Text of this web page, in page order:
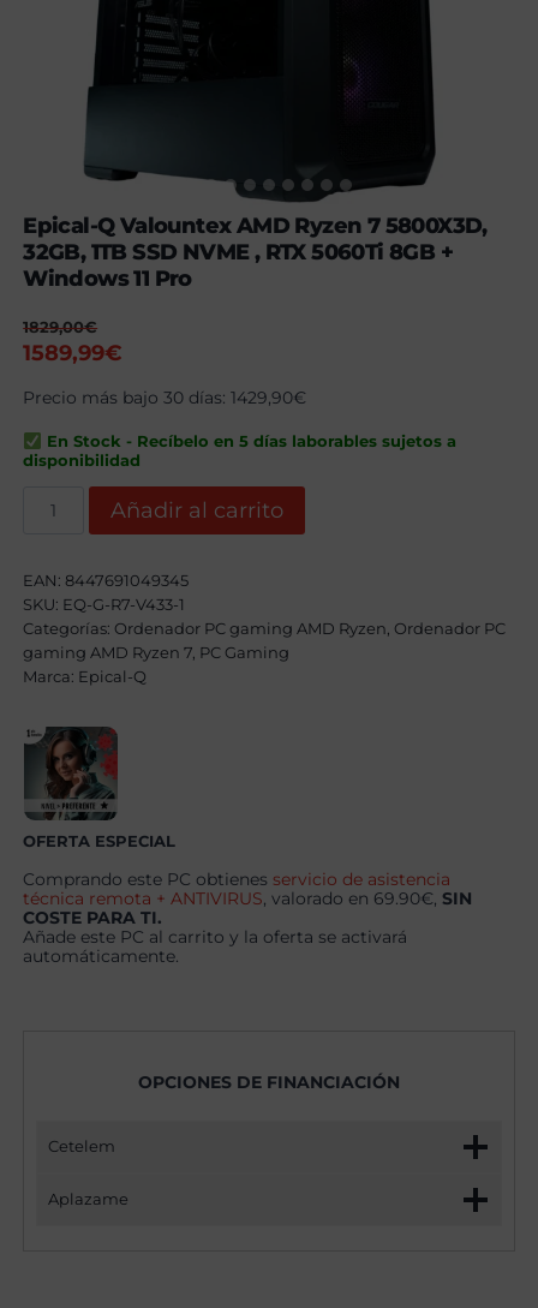
Epical-Q Valountex AMD Ryzen 7 5800X3D,
32GB, 1TB SSD NVME , RTX 5060Ti 8GB +
Windows 11 Pro
1829,00€
El
original
era:
1829,00€.
1589,99€
actual
es:
1589,99€.
Precio más bajo 30 días:1429,90€
En Stock - Recíbelo en 5 días laborables sujetos a
disponibilidad
Valountex
Ryzen
7
5800X3D,
32GB,
1TB
SSD
NVME
RTX
5060Ti
8GB
Windows
11
Pro
Añadir al carrito
EAN:8447691049345
SKU: EQ-G-R7-V433-1
Categorías: Ordenador PC gaming AMD Ryzen Ordenador PC
gaming AMD Ryzen 7 PC Gaming
Marca: Epical-Q
OFERTA ESPECIAL
Comprando este PC obtienes servicio de asistencia
técnica remota + ANTIVIRUS, valorado en 69.90€,SIN
COSTE PARA TI.
Añade este PC al carrito y la oferta se activará
automáticamente.
OPCIONES DE FINANCIACIÓN
Cetelem
Aplazame